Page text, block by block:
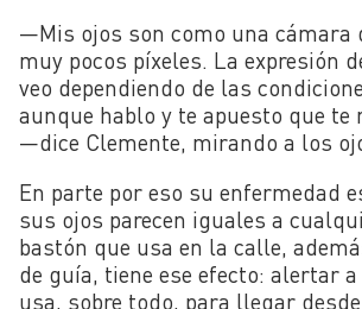
—Mis ojos son como una cámara
muy pocos píxeles. La expresión
veo dependiendo de las
aunque hablo y te apuesto que te
—dice Clemente, mirando a los
En parte por eso su enfermedad
sus ojos parecen iguales a
bastón que usa en la calle,
de guía, tiene ese efecto: alertar
usa, sobre todo, para llegar